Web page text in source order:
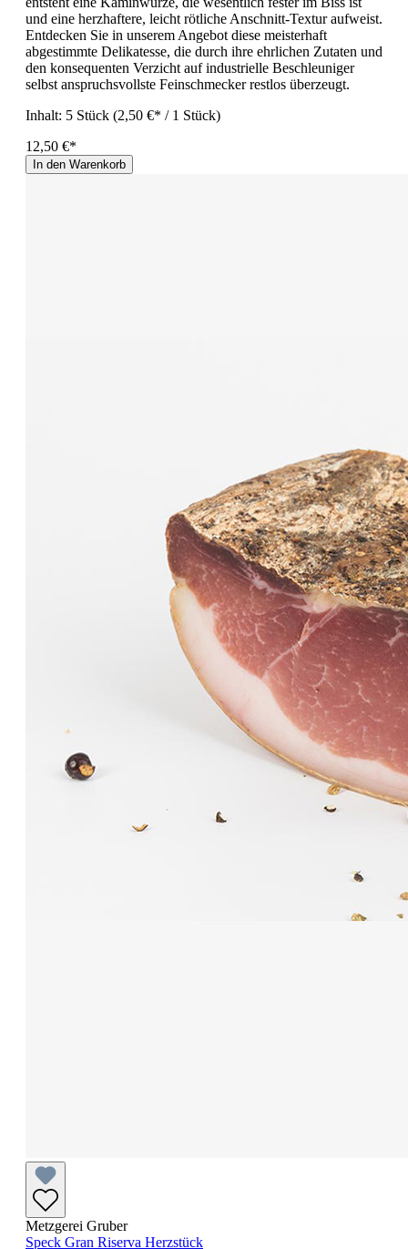
und eine herzhaftere, leicht rötliche Anschnitt-Textur aufweist.
Entdecken Sie in unserem Angebot diese meisterhaft
abgestimmte Delikatesse, die durch ihre ehrlichen Zutaten und
den konsequenten Verzicht auf industrielle Beschleuniger
selbst anspruchsvollste Feinschmecker restlos überzeugt.
Inhalt: 5 Stück (2,50 €* / 1 Stück)
12,50 €*
In den Warenkorb
Metzgerei Gruber
Speck Gran Riserva Herzstück